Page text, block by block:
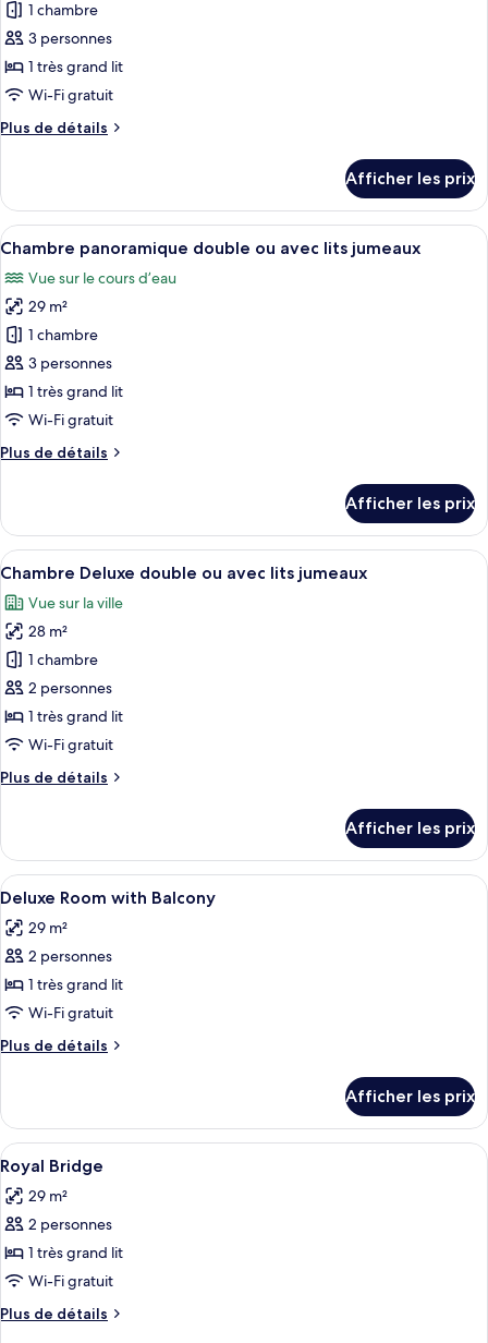
pour
ce
type
de
chambre :
Chambre
1 chambre
3 personnes
1 très grand lit
Wi-Fi gratuit
Plus de détails
Plus
Chambre
Confort
double
Afficher les prix
Afficher
toutes
les
photos
pour
ce
type
de
chambre :
Chambre
ou
avec
lits
jumeaux
Un grand lit avec une tête de lit
10
Chambre panoramique double ou avec lits jumeaux
Vue sur le cours d’eau
29 m²
1 chambre
3 personnes
1 très grand lit
Wi-Fi gratuit
Plus de détails
Plus
Chambre
panoramique
double
avec
lits
jumeaux
Afficher les prix
Afficher
toutes
les
photos
pour
ce
type
de
chambre :
Chambre
ou
avec
lits
jumeaux
Une chambre d’hôtel avec un grand
8
Chambre Deluxe double ou avec lits jumeaux
Vue sur la ville
28 m²
1 chambre
2 personnes
1 très grand lit
Wi-Fi gratuit
Plus de détails
Plus
Chambre
Deluxe
double
avec
lits
Afficher les prix
Afficher
toutes
les
photos
pour
ce
type
de
Deluxe
Room
with
Balcony
Une chambre d’hôtel avec un grand
9
Deluxe Room with Balcony
29 m²
2 personnes
1 très grand lit
Wi-Fi gratuit
Plus de détails
Plus
Deluxe
Room
with
Balcony
Afficher les prix
Afficher
toutes
les
photos
pour
ce
type
de
Un grand lit avec une tête de lit
6
Royal Bridge
29 m²
2 personnes
1 très grand lit
Wi-Fi gratuit
Plus de détails
Plus